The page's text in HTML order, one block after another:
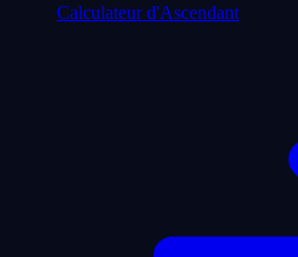
Calculateur d'Ascendant